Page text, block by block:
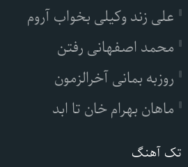
علی زند وکیلی بخواب آروم
محمد اصفهانی رفتن
روزبه بمانی آخرالزمون
ماهان بهرام خان تا ابد
تک آهنگ